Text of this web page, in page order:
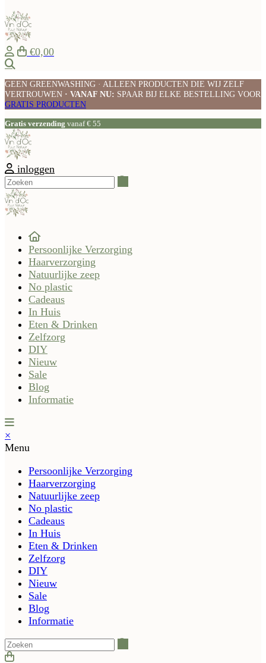
€0,00
GEEN GREENWASHING · ALLEEN PRODUCTEN DIE WIJ ZELF
VERTROUWEN · VANAF NU: SPAAR BIJ ELKE BESTELLING VOOR
GRATIS PRODUCTEN
Gratis verzending vanaf € 55
inloggen
Persoonlijke Verzorging
Haarverzorging
Natuurlijke zeep
No plastic
Cadeaus
In Huis
Eten & Drinken
Zelfzorg
DIY
Nieuw
Sale
Blog
Informatie
×
Menu
Persoonlijke Verzorging
Haarverzorging
Natuurlijke zeep
No plastic
Cadeaus
In Huis
Eten & Drinken
Zelfzorg
DIY
Nieuw
Sale
Blog
Informatie